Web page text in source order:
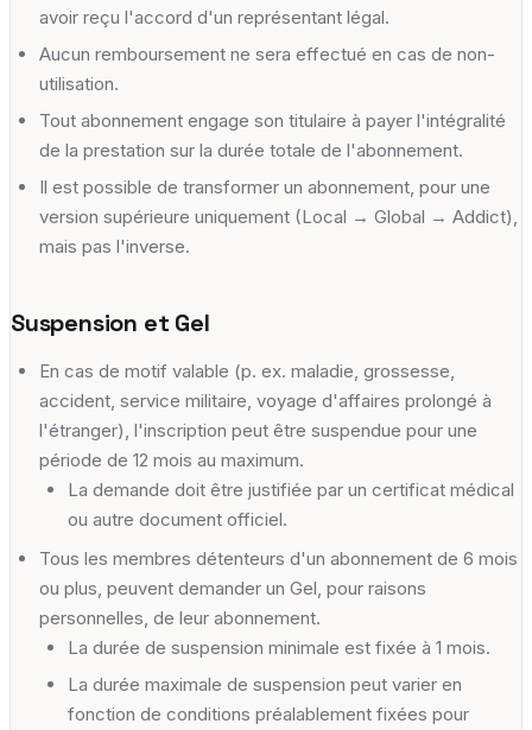
avoir reçu l'accord d'un représentant légal.
Aucun remboursement ne sera effectué en cas de non-
utilisation.
Tout abonnement engage son titulaire à payer l'intégralité
de la prestation sur la durée totale de l'abonnement.
Il est possible de transformer un abonnement, pour une
version supérieure uniquement (Local → Global → Addict),
mais pas l'inverse.
Suspension et Gel
En cas de motif valable (p. ex. maladie, grossesse,
accident, service militaire, voyage d'affaires prolongé à
l'étranger), l'inscription peut être suspendue pour une
période de 12 mois au maximum.
La demande doit être justifiée par un certificat médical
ou autre document officiel.
Tous les membres détenteurs d'un abonnement de 6 mois
ou plus, peuvent demander un Gel, pour raisons
personnelles, de leur abonnement.
La durée de suspension minimale est fixée à 1 mois.
La durée maximale de suspension peut varier en
fonction de conditions préalablement fixées pour